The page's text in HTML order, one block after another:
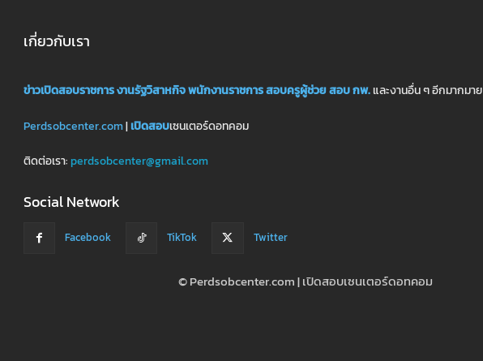
เกี่ยวกับเรา
ข่าวเปิดสอบราชการงานรัฐวิสาหกิจพนักงานราชการสอบครูผู้ช่วยสอบ กพ.และงานอื่น ๆ อีกมากมาย
Perdsobcenter.com|เปิดสอบเซนเตอร์ดอทคอม
ติดต่อเรา: perdsobcenter@gmail.com
Social Network
Facebook TikTok Twitter
© Perdsobcenter.com | เปิดสอบเซนเตอร์ดอทคอม